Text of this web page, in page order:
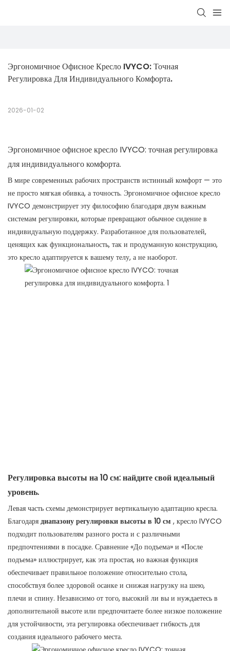
Эргономичное Офисное Кресло IVYCO: Точная
Регулировка Для Индивидуального Комфорта.
2026-01-02
Эргономичное офисное кресло IVYCO: точная регулировка
для индивидуального комфорта.
В мире современных рабочих пространств истинный комфорт — это
не просто мягкая обивка, а точность. Эргономичное офисное кресло
IVYCO демонстрирует эту философию благодаря двум важным
системам регулировки, которые превращают обычное сидение в
индивидуальную поддержку. Разработанное для пользователей,
ценящих как функциональность, так и продуманную конструкцию,
это кресло адаптируется к вашему телу, а не наоборот.
Регулировка высоты на 10 см: найдите свой идеальный
уровень.
Левая часть схемы демонстрирует вертикальную адаптацию кресла.
Благодаря диапазону регулировки высоты в 10 см , кресло IVYCO
подходит пользователям разного роста и с различными
предпочтениями в посадке. Сравнение «До подъема» и «После
подъема» иллюстрирует, как эта простая, но важная функция
обеспечивает правильное положение относительно стола,
способствуя более здоровой осанке и снижая нагрузку на шею,
плечи и спину. Независимо от того, высокий ли вы и нуждаетесь в
дополнительной высоте или предпочитаете более низкое положение
для устойчивости, эта регулировка обеспечивает гибкость для
создания идеального рабочего места.